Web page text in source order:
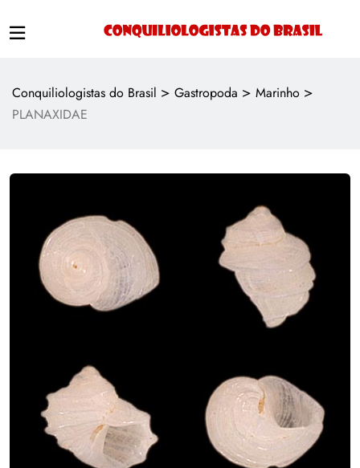
Conquiliologistas do Brasil > Gastropoda > Marinho >
PLANAXIDAE